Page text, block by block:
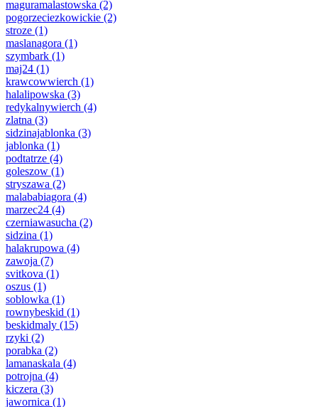
maguramalastowska (2)
pogorzeciezkowickie (2)
stroze (1)
maslanagora (1)
szymbark (1)
maj24 (1)
krawcowwierch (1)
halalipowska (3)
redykalnywierch (4)
zlatna (3)
sidzinajablonka (3)
jablonka (1)
podtatrze (4)
goleszow (1)
stryszawa (2)
malababiagora (4)
marzec24 (4)
czerniawasucha (2)
sidzina (1)
halakrupowa (4)
zawoja (7)
svitkova (1)
oszus (1)
soblowka (1)
rownybeskid (1)
beskidmaly (15)
rzyki (2)
porabka (2)
lamanaskala (4)
potrojna (4)
kiczera (3)
jawornica (1)